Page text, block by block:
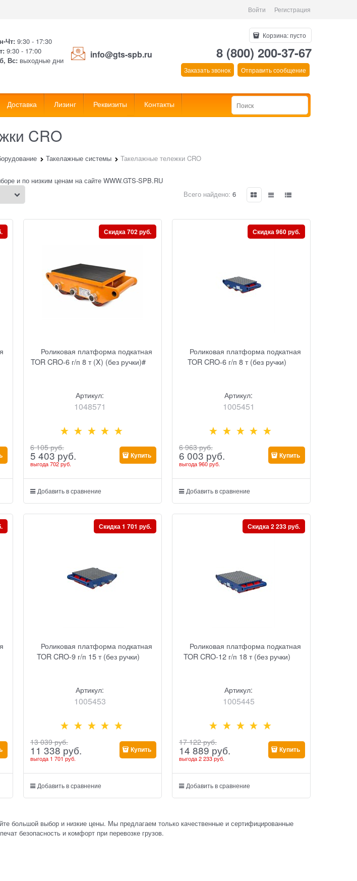
Войти Регистрация
Чт: 9:30 - 17:30
9:30 - 17:00
Вс: выходные дни
info@gts-spb.ru
Корзина:пусто
8 (800) 200-37-67
Заказать звонок Отправить сообщение
Доставка Лизинг Реквизиты Контакты
CRO
Такелажные системы Такелажные тележки CRO
и по низким ценам на сайте WWW.GTS-SPB.RU
Всего найдено: 6
Роликовая платформа подкатная
TOR CRO-6 г/п 8 т (X) (без ручки)#
Артикул:
1048571
Скидка 702 руб.
6 105 руб.
5 403 руб.
выгода702 руб.
Купить
Добавить в сравнение
Роликовая платформа подкатная
TOR CRO-6 г/п 8 т (без ручки)
Артикул:
1005451
Скидка 960 руб.
6 963 руб.
6 003 руб.
выгода960 руб.
Купить
Добавить в сравнение
Роликовая платформа подкатная
TOR CRO-9 г/п 15 т (без ручки)
Артикул:
1005453
Скидка 1 701 руб.
13 039 руб.
11 338 руб.
выгода 1 701 руб.
Купить
Добавить в сравнение
Роликовая платформа подкатная
TOR CRO-12 г/п 18 т (без ручки)
Артикул:
1005445
Скидка 2 233 руб.
17 122 руб.
14 889 руб.
выгода2 233 руб.
Купить
Добавить в сравнение
большой выбор и низкие цены. Мы предлагаем только качественные и сертифицированные
безопасность и комфорт при перевозке грузов.